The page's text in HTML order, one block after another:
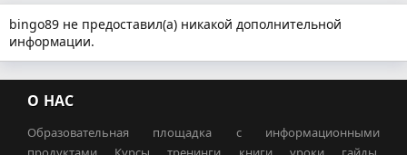
bingo89 не предоставил(а) никакой дополнительной
информации.
О НАС
Образовательная площадка с информационными